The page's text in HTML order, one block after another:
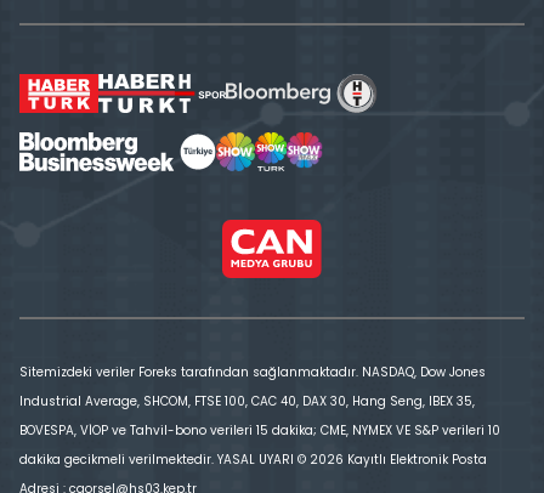
Sitemizdeki veriler Foreks tarafından sağlanmaktadır. NASDAQ, Dow Jones
Industrial Average, SHCOM, FTSE 100, CAC 40, DAX 30, Hang Seng, IBEX 35,
BOVESPA, VİOP ve Tahvil-bono verileri 15 dakika; CME, NYMEX VE S&P verileri 10
dakika gecikmeli verilmektedir. YASAL UYARI © 2026 Kayıtlı Elektronik Posta
Adresi : cgorsel@hs03.kep.tr